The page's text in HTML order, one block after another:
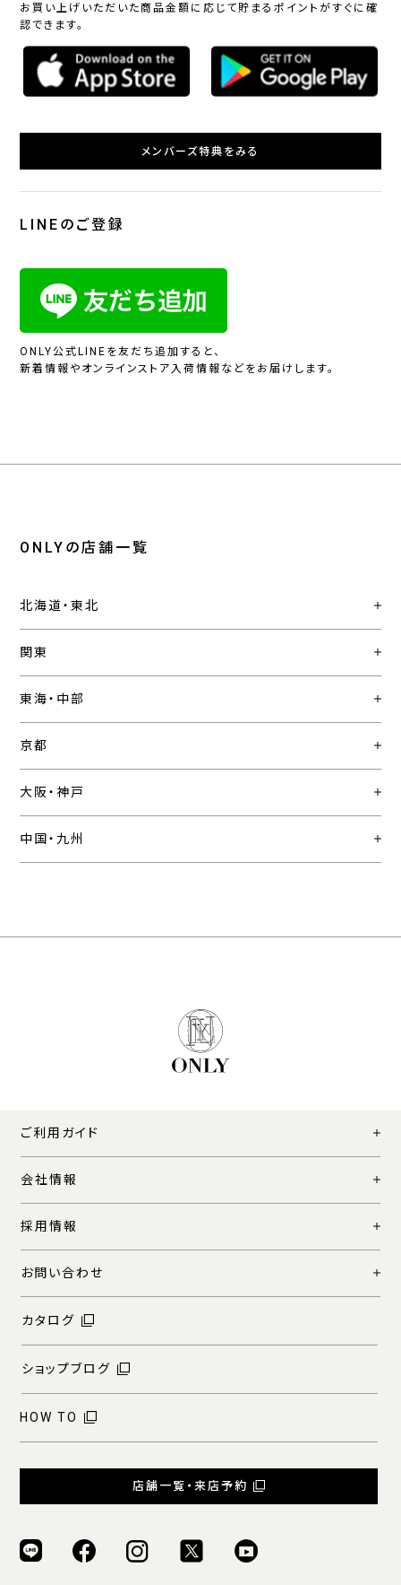
お買い上げいただいた商品金額に応じて貯まるポイントがすぐに確
認できます。
メンバーズ特典をみる
LINEのご登録
ONLY公式LINEを友だち追加すると、
新着情報やオンラインストア入荷情報などをお届けします。
ONLYの店舗一覧
北海道・東北
関東
東海・中部
京都
大阪・神戸
中国・九州
ご利用ガイド
会社情報
採用情報
お問い合わせ
カタログ
ショップブログ
HOW TO
店舗一覧・来店予約